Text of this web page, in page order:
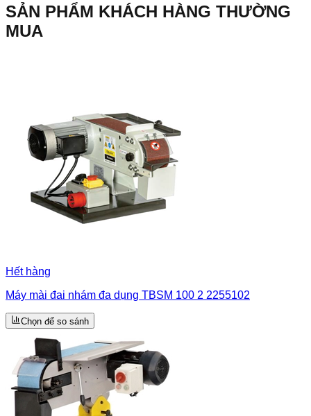
SẢN PHẨM KHÁCH HÀNG THƯỜNG
MUA
Hết hàng
Máy mài đai nhám đa dụng TBSM 100 2 2255102
Chọn để so sánh